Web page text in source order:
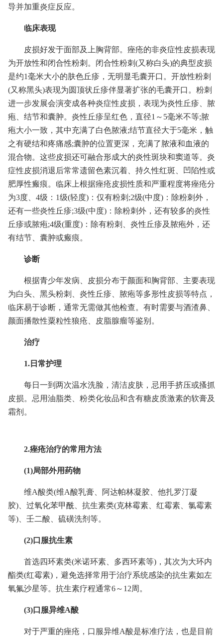
导并加重炎症反应。
临床表现
皮损好发于面部及上胸背部。痤疮的非炎症性皮损表现
为开放性和闭合性粉刺。闭合性粉刺(又称白头)的典型皮损
是约1毫米大小的肤色丘疹，无明显毛囊开口。开放性粉刺
(又称黑头)表现为圆顶状丘疹伴显著扩张的毛囊开口。粉刺
进一步发展会演变成各种炎症性皮损，表现为炎性丘疹、脓
疱、结节和囊肿。炎性丘疹呈红色，直径1～5毫米不等;脓
疱大小一致，其中充满了白色脓液;结节直径大于5毫米，触
之有硬结和疼痛感;囊肿的位置更深，充满了脓液和血液的
混合物。这些皮损还可融合形成大的炎性斑块和窦道等。炎
症性皮损消退后常常遗留色素沉着、持久性红斑、凹陷性或
肥厚性瘢痕。临床上根据痤疮皮损性质和严重程度将痤疮分
为3度、4级：1级(轻度)：仅有粉刺;2级(中度)：除粉刺外，
还有一些炎性丘疹;3级(中度)：除粉刺外，还有较多的炎性
丘疹或脓疱;4级(重度)：除有粉刺、炎性丘疹及脓疱外，还
有结节、囊肿或瘢痕。
诊断
根据青少年发病、皮损分布于颜面和胸背部、主要表现
为白头、黑头粉刺、炎性丘疹、脓疱等多形性皮损等特点，
临床易于诊断，通常无需做其他检查。有时需要与酒渣鼻、
颜面播散性粟粒性狼疮、皮脂腺瘤等鉴别。
治疗
1.日常护理
每日一到两次温水洗脸，清洁皮肤，忌用手挤压或搔抓
皮损。忌用油脂类、粉类化妆品和含有糖皮质激素的软膏及
霜剂。
2.痤疮治疗的常用方法
(1)局部外用药物
维A酸类(维A酸乳膏、阿达帕林凝胶、他扎罗汀凝
胶)、过氧化苯甲酰、抗生素类(克林霉素、红霉素、氯霉素
等)、壬二酸、硫磺洗剂等。
(2)口服抗生素
首选四环素类(米诺环素、多西环素等)，其次为大环内
酯类(红霉素)，避免选择常用于治疗系统感染的抗生素如左
氧氟沙星等。抗生素疗程通常6～12周。
(3)口服异维A酸
对于严重的痤疮，口服异维A酸是标准疗法，也是目前